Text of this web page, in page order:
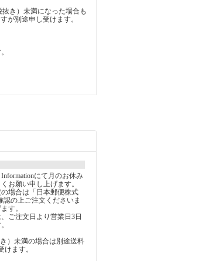
き）未満になった場合も
が別途申し受けます。
にて月のお休み
お願い申し上げます。
場合は「日本郵便株式
の上ご注文くださいま
す。
ご注文日より営業日3日
）未満の場合は別途送料
けます。